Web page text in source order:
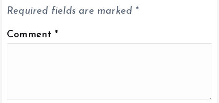
Required fields are marked *
Comment *